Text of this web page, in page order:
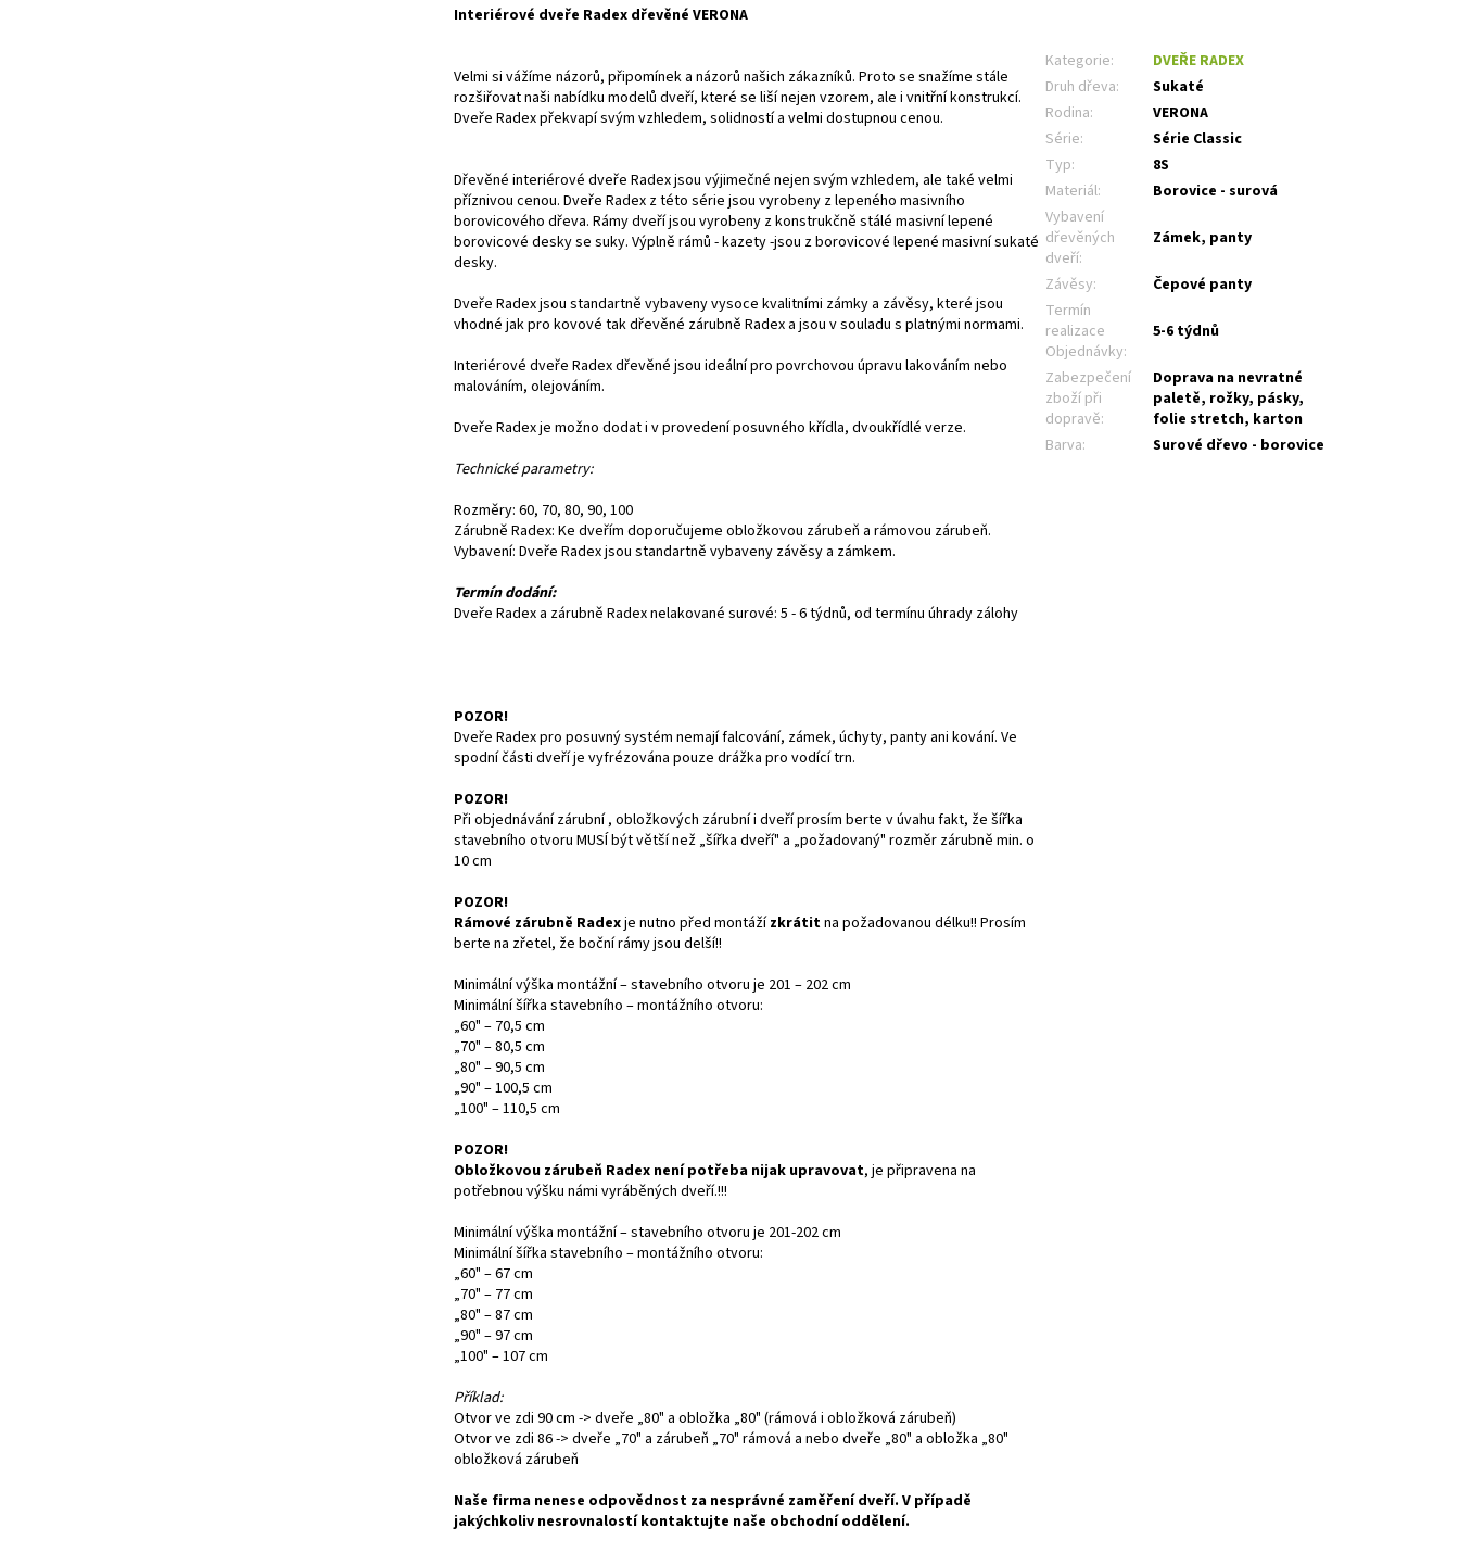
Interiérové dveře Radex dřevěné VERONA
Velmi si vážíme názorů, připomínek a názorů našich zákazníků. Proto se snažíme stále
rozšiřovat naši nabídku modelů dveří, které se liší nejen vzorem, ale i vnitřní konstrukcí.
Dveře Radex překvapí svým vzhledem, solidností a velmi dostupnou cenou.
Dřevěné interiérové dveře Radex jsou výjimečné nejen svým vzhledem, ale také velmi
příznivou cenou. Dveře Radex z této série jsou vyrobeny z lepeného masivního
borovicového dřeva. Rámy dveří jsou vyrobeny z konstrukčně stálé masivní lepené
borovicové desky se suky. Výplně rámů - kazety -jsou z borovicové lepené masivní sukaté
desky.
Dveře Radex jsou standartně vybaveny vysoce kvalitními zámky a závěsy, které jsou
vhodné jak pro kovové tak dřevěné zárubně Radex a jsou v souladu s platnými normami.
Interiérové dveře Radex dřevěné jsou ideální pro povrchovou úpravu lakováním nebo
malováním, olejováním.
Dveře Radex je možno dodat i v provedení posuvného křídla, dvoukřídlé verze.
Technické parametry:
Rozměry: 60, 70, 80, 90, 100
Zárubně Radex: Ke dveřím doporučujeme obložkovou zárubeň a rámovou zárubeň.
Vybavení: Dveře Radex jsou standartně vybaveny závěsy a zámkem.
Termín dodání:
Dveře Radex a zárubně Radex nelakované surové: 5 - 6 týdnů, od termínu úhrady zálohy
POZOR!
Dveře Radex pro posuvný systém nemají falcování, zámek, úchyty, panty ani kování. Ve
spodní části dveří je vyfrézována pouze drážka pro vodící trn.
POZOR!
Při objednávání zárubní , obložkových zárubní i dveří prosím berte v úvahu fakt, že šířka
stavebního otvoru MUSÍ být větší než „šířka dveří" a „požadovaný" rozměr zárubně min. o
10 cm
POZOR!
Rámové zárubně Radexje nutno před montážízkrátitna požadovanou délku!! Prosím
berte na zřetel, že boční rámy jsou delší!!
Minimální výška montážní – stavebního otvoru je 201 – 202 cm
Minimální šířka stavebního – montážního otvoru:
„60" – 70,5 cm
„70" – 80,5 cm
„80" – 90,5 cm
„90" – 100,5 cm
„100" – 110,5 cm
POZOR!
Obložkovou zárubeň Radex není potřeba nijak upravovat, je připravena na
potřebnou výšku námi vyráběných dveří.!!!
Minimální výška montážní – stavebního otvoru je 201-202 cm
Minimální šířka stavebního – montážního otvoru:
„60" – 67 cm
„70" – 77 cm
„80" – 87 cm
„90" – 97 cm
„100" – 107 cm
Příklad:
Otvor ve zdi 90 cm -> dveře „80" a obložka „80" (rámová i obložková zárubeň)
Otvor ve zdi 86 -> dveře „70" a zárubeň „70" rámová a nebo dveře „80" a obložka „80"
obložková zárubeň
Naše firma nenese odpovědnost za nesprávné zaměření dveří. V případě
jakýchkoliv nesrovnalostí kontaktujte naše obchodní oddělení.
Kategorie:
DVEŘE RADEX
Druh dřeva:
Sukaté
Rodina:
VERONA
Série:
Série Classic
Typ:
8S
Materiál:
Borovice - surová
Vybavení
dřevěných
dveří:
Zámek, panty
Závěsy:
Čepové panty
Termín
realizace
Objednávky:
5-6 týdnů
Zabezpečení
zboží při
dopravě:
Doprava na nevratné
paletě, rožky, pásky,
folie stretch, karton
Barva: Surové dřevo - borovice